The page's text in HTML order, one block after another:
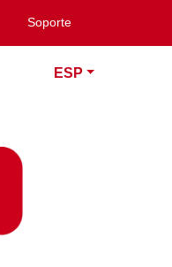
Soporte
ESP